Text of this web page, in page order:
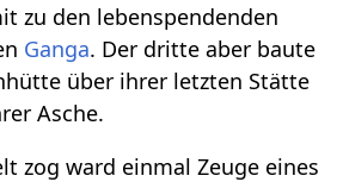
zu den lebenspendenden
Ganga. Der dritte aber baute
über ihrer letzten Stätte
Asche.
zog ward einmal Zeuge eines